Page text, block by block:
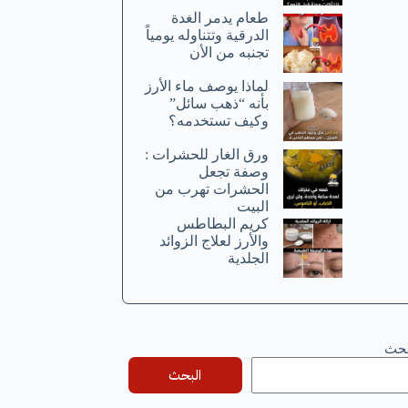
طعام يدمر الغدة
الدرقية وتتناوله يومياً
تجنبه من الأن
لماذا يوصف ماء الأرز
بأنه “ذهب سائل”
وكيف تستخدمه؟
ورق الغار للحشرات :
وصفة تجعل
الحشرات تهرب من
البيت
كريم البطاطس
والأرز لعلاج الزوائد
الجلدية
البحث